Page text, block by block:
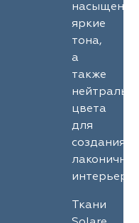
яркие
тона,
а
также
цвета
для
создания
Ткани